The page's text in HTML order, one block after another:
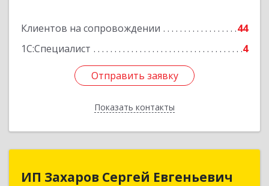
Клиентов на сопровождении
44
1С:Специалист
4
Отправить заявку
Показать контакты
Подробнее
Отправить заявку
Назад
ИП Захаров Сергей Евгеньевич
ИП Захаров Сергей Евгеньевич